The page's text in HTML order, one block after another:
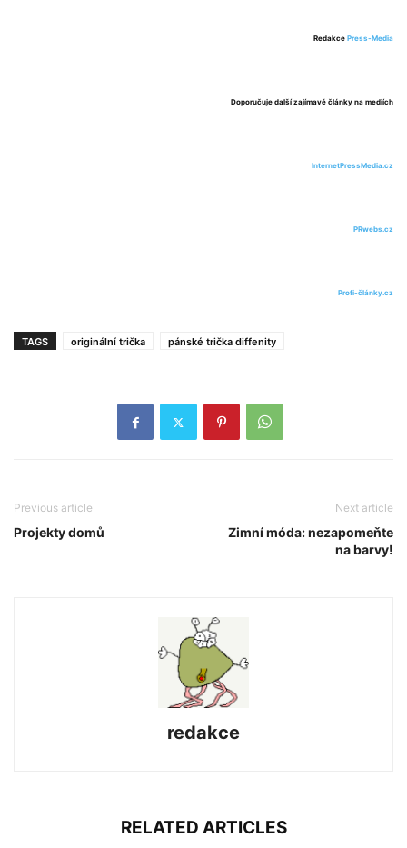
Redakce Press-Media
Doporučuje další zajímavé články na mediích
InternetPressMedia.cz
PRwebs.cz
Profi-články.cz
TAGS originální trička pánské trička diffenity
Previous article
Projekty domů
Next article
Zimní móda: nezapomeňte
na barvy!
redakce
RELATED ARTICLES